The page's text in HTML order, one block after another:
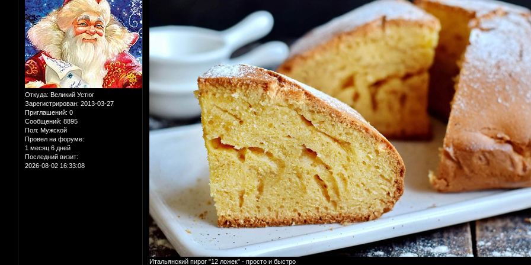
Откуда: Великий Устюг
Зарегистрирован: 2013-03-27
Приглашений: 0
Сообщений: 8895
Пол: Мужской
Провел на форуме:
1 месяц 6 дней
Последний визит:
2026-08-02 16:33:08
Итальянский пирог "12 ложек" - просто и быстро